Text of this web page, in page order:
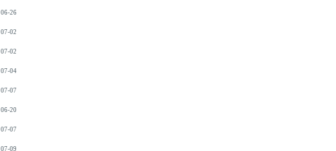
06-26
07-02
07-02
07-04
07-07
06-20
07-07
07-09